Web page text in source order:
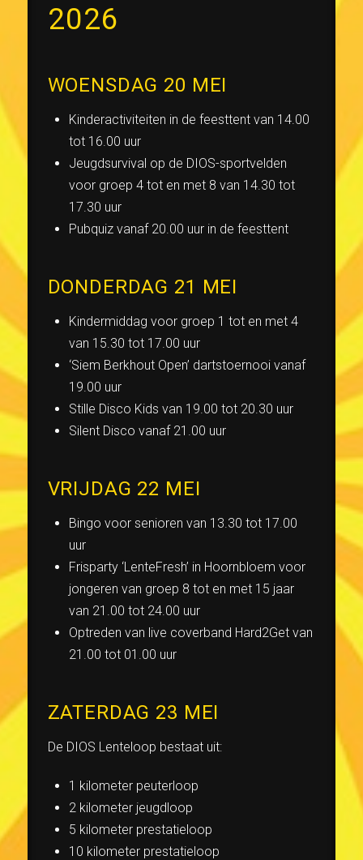
2026
WOENSDAG 20 MEI
Kinderactiviteiten in de feesttent van 14.00
tot 16.00 uur
Jeugdsurvival op de DIOS-sportvelden
voor groep 4 tot en met 8 van 14.30 tot
17.30 uur
Pubquiz vanaf 20.00 uur in de feesttent
DONDERDAG 21 MEI
Kindermiddag voor groep 1 tot en met 4
van 15.30 tot 17.00 uur
‘Siem Berkhout Open’ dartstoernooi vanaf
19.00 uur
Stille Disco Kids van 19.00 tot 20.30 uur
Silent Disco vanaf 21.00 uur
VRIJDAG 22 MEI
Bingo voor senioren van 13.30 tot 17.00
uur
Frisparty ‘LenteFresh’ in Hoornbloem voor
jongeren van groep 8 tot en met 15 jaar
van 21.00 tot 24.00 uur
Optreden van live coverband Hard2Get van
21.00 tot 01.00 uur
ZATERDAG 23 MEI
De DIOS Lenteloop bestaat uit:
1 kilometer peuterloop
2 kilometer jeugdloop
5 kilometer prestatieloop
10 kilometer prestatieloop